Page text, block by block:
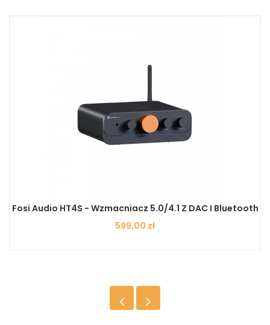
Fosi Audio HT4S - Wzmacniacz 5.0/4.1 Z DAC I Bluetooth
Cena
599,00 zł